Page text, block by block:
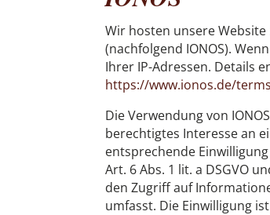
Wir hosten unsere Website
(nachfolgend IONOS).
Ihrer IP-Adressen. Details
https://www.ionos.de/
Die Verwendung von
berechtigtes Interesse an
entsprechende
Art. 6 Abs. 1 lit. a DSGVO
den Zugriff auf
umfasst. Die Einwilligung